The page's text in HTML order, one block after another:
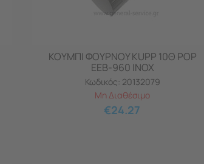
ΚΟΥΜΠΙ ΦΟΥΡΝΟΥ KUPP 10Θ POP
ΕΕΒ-960 INOX
Κωδικός: 20132079
Μη Διαθέσιμο
€24.27